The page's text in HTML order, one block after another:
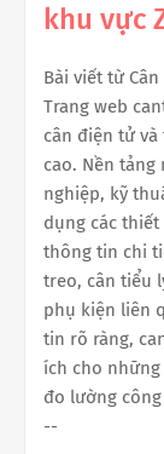
khu vực
Bài viết từ
Trang web
cân điện tử
cao. Nền tảng
nghiệp, kỹ
dụng các thiết
thông tin chi
treo, cân tiểu
phụ kiện liên
tin rõ ràng,
ích cho
đo lường
--